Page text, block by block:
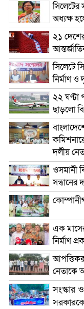
সিলেটের
অধ্যক্ষ
২১ দেশের
সিলেটে
নির্মাণ
২২ ঘণ্টা
ছাড়লো
দলীয়
ওসমানী
সন্ধানের
এক
নির্মাণ
আপত্তিকর
নেতাকে
সংস্কার